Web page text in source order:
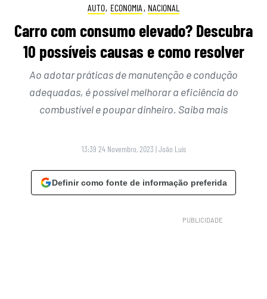
AUTO, ECONOMIA , NACIONAL
Carro com consumo elevado? Descubra
10 possíveis causas e como resolver
Ao adotar práticas de manutenção e condução
adequadas, é possível melhorar a eficiência do
combustível e poupar dinheiro. Saiba mais
13:39 24 Novembro, 2023 |João Luís
Definir como fonte de informação preferida